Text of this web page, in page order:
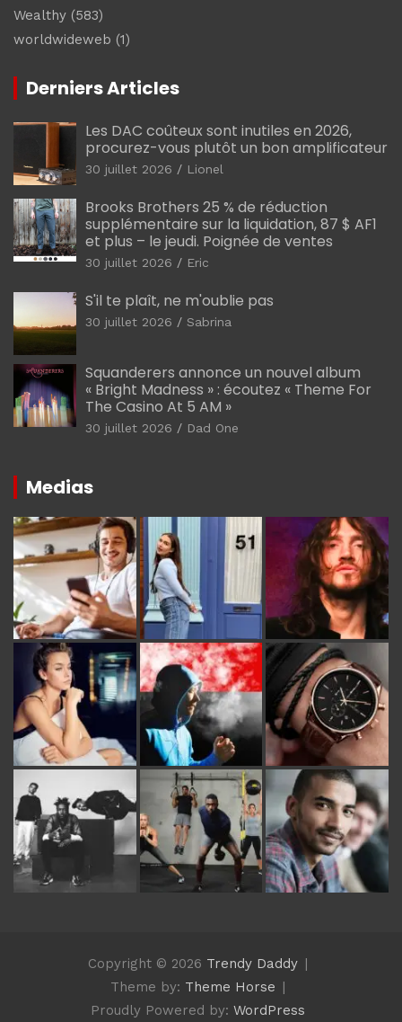
Wealthy (583)
worldwideweb (1)
Derniers Articles
Les DAC coûteux sont inutiles en 2026,
procurez-vous plutôt un bon amplificateur
30 juillet 2026 Lionel
Brooks Brothers 25 % de réduction
supplémentaire sur la liquidation, 87 $ AF1
et plus – le jeudi. Poignée de ventes
30 juillet 2026 Eric
S'il te plaît, ne m'oublie pas
30 juillet 2026 Sabrina
Squanderers annonce un nouvel album
« Bright Madness » : écoutez « Theme For
The Casino At 5 AM »
30 juillet 2026 Dad One
Medias
Copyright © 2026 Trendy Daddy
Theme by: Theme Horse
Proudly Powered by: WordPress